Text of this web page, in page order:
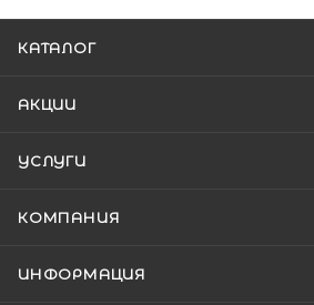
КАТАЛОГ
АКЦИИ
УСЛУГИ
КОМПАНИЯ
ИНФОРМАЦИЯ